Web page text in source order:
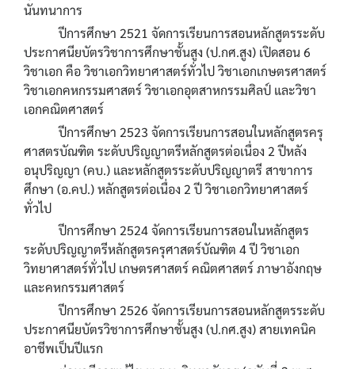
นันทนาการ
ปีการศึกษา 2521 จัดการเรียนการสอนหลักสูตรระดับ
ประกาศนียบัตรวิชาการศึกษาชั้นสูง (ป.กศ.สูง) เปิดสอน 6
วิชาเอก คือ วิชาเอกวิทยาศาสตร์ทั่วไป วิชาเอกเกษตรศาสตร์
วิชาเอกคหกรรมศาสตร์ วิชาเอกอุตสาหกรรมศิลป์ และวิชา
เอกคณิตศาสตร์
ปีการศึกษา 2523 จัดการเรียนการสอนในหลักสูตรครุ
ศาสตรบัณฑิต ระดับปริญญาตรีหลักสูตรต่อเนื่อง 2 ปีหลัง
อนุปริญญา (คบ.) และหลักสูตรระดับปริญญาตรี สาขาการ
ศึกษา (อ.คป.) หลักสูตรต่อเนื่อง 2 ปี วิชาเอกวิทยาศาสตร์
ทั่วไป
ปีการศึกษา 2524 จัดการเรียนการสอนในหลักสูตร
ระดับปริญญาตรีหลักสูตรครุศาสตร์บัณฑิต 4 ปี วิชาเอก
วิทยาศาสตร์ทั่วไป เกษตรศาสตร์ คณิตศาสตร์ ภาษาอังกฤษ
และคหกรรมศาสตร์
ปีการศึกษา 2526 จัดการเรียนการสอนหลักสูตรระดับ
ประกาศนียบัตรวิชาการศึกษาชั้นสูง (ป.กศ.สูง) สายเทคนิค
อาชีพเป็นปีแรก